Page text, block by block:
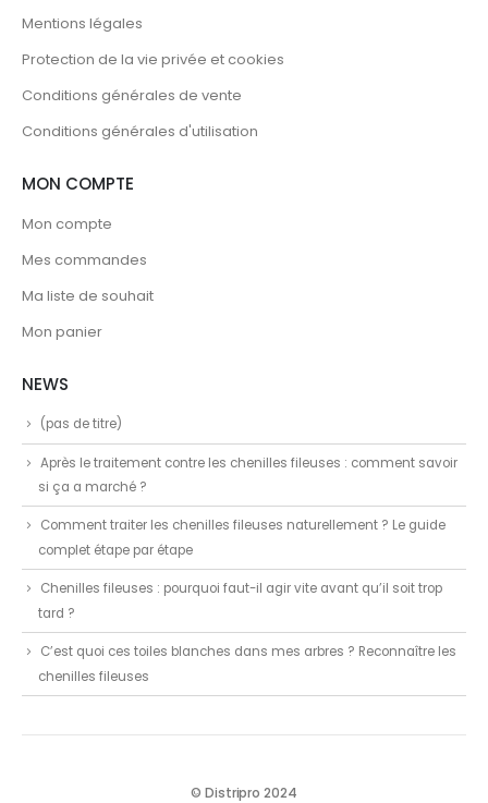
Mentions légales
Protection de la vie privée et cookies
Conditions générales de vente
Conditions générales d'utilisation
MON COMPTE
Mon compte
Mes commandes
Ma liste de souhait
Mon panier
NEWS
(pas de titre)
Après le traitement contre les chenilles fileuses : comment savoir
si ça a marché ?
Comment traiter les chenilles fileuses naturellement ? Le guide
complet étape par étape
Chenilles fileuses : pourquoi faut-il agir vite avant qu’il soit trop
tard ?
C’est quoi ces toiles blanches dans mes arbres ? Reconnaître les
chenilles fileuses
© Distripro 2024